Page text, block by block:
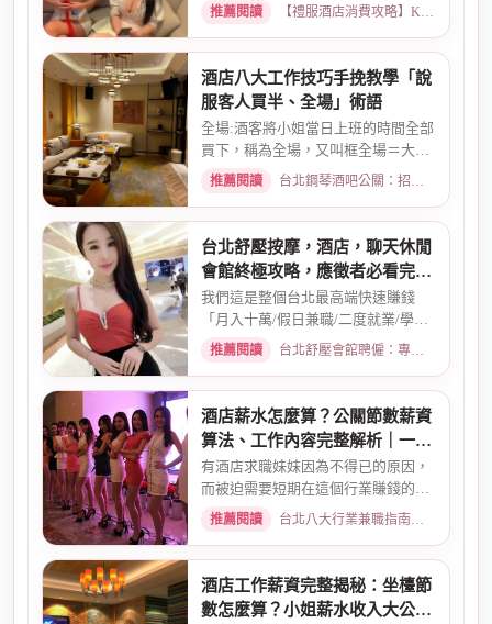
推薦閱讀 【禮服酒店消費攻略】KTV喝酒娛樂、價格試算 · 2026-01-15
酒店八大工作技巧手挽教學「說
服客人買半、全場」術語
全場:酒客將小姐當日上班的時間全部
買下，稱為全場，又叫框全場＝大框
＝外全酒店買框送s外全多少...
推薦閱讀 台北鋼琴酒吧公關：招募條件與工作環境介紹 · 2026-03-26
台北舒壓按摩，酒店，聊天休閒
會館終極攻略，應徵者必看完整
指南
我們這是整個台北最高端快速賺錢
「月入十萬/假日兼職/二度就業/學生
兼職/八大廣告/林森北路KTV酒...
推薦閱讀 台北舒壓會館聘僱：專業按摩師職缺與職涯規劃 · 2026-01-07
酒店薪水怎麼算？公關節數薪資
算法、工作內容完整解析｜一次
搞懂收入結構
有酒店求職妹妹因為不得已的原因，
而被迫需要短期在這個行業賺錢的時
候而環境又你文章提到的那麼...
推薦閱讀 台北八大行業兼職指南：熱門職缺與求職須知 · 2026-02-13
酒店工作薪資完整揭秘：坐檯節
數怎麼算？小姐薪水收入大公開